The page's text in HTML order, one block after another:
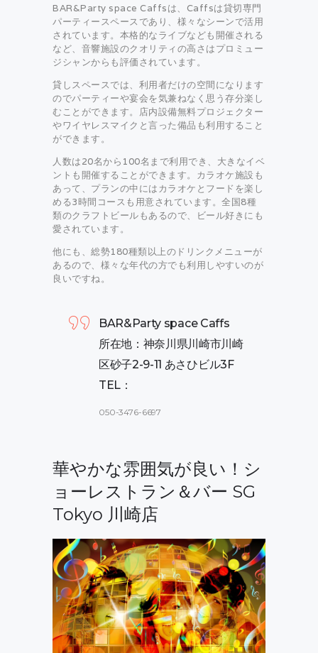
BAR&Party space Caffsは、Caffsは貸切専門
パーティースペースであり、様々なシーンで活用
されています。本格的なライブなども開催される
など、音響施設のクオリティの高さはプロミュー
ジシャンからも評価されています。
貸しスペースでは、利用者だけの空間になります
のでパーティーや宴会を気兼ねなく思う存分楽し
むことができます。店内設備無料プロジェクター
やワイヤレスマイクと言った備品も利用すること
ができます。
人数は20名から100名まで利用でき、大きなイベ
ントも開催することができます。カラオケ施設も
あって、プランの中にはカラオケとフードを楽し
める3時間コースも用意されています。全国8種
類のクラフトビールもあるので、ビール好きにも
愛されています。
他にも、総勢180種類以上のドリンクメニューが
あるので、様々な年代の方でも利用しやすいのが
良いですね。
BAR&Party space Caffs
所在地：神奈川県川崎市川崎
区砂子2-9-11 あさひビル3F
TEL：
050-3476-6697
華やかな雰囲気が良い！シ
ョーレストラン＆バー SG
Tokyo 川崎店